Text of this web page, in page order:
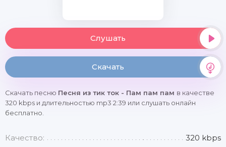
Слушать
Скачать
Скачать песню Песня из тик ток - Пам пам пам в качестве
320 kbps и длительностью mp3 2:39 или слушать онлайн
бесплатно.
Качество: 320 kbps